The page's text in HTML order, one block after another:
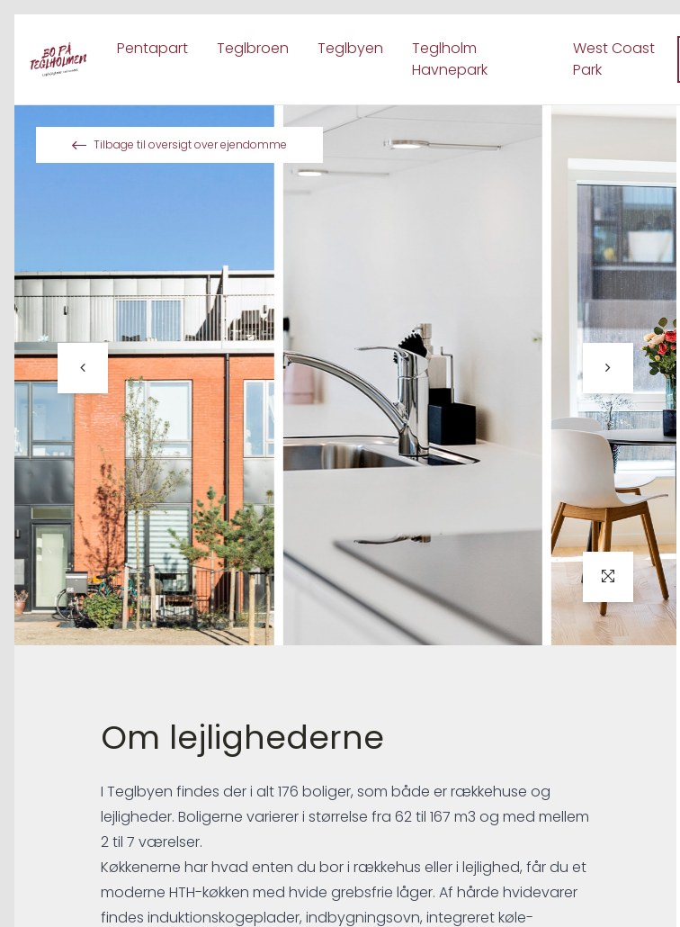
Pentapart Teglbroen Teglbyen
Teglholm
Havnepark
West Coast
Park
Tilbage til oversigt over ejendomme
Om lejlighederne
I Teglbyen findes der i alt 176 boliger, som både er rækkehuse og
lejligheder. Boligerne varierer i størrelse fra 62 til 167 m3 og med mellem
2 til 7 værelser.
Køkkenerne har hvad enten du bor i rækkehus eller i lejlighed, får du et
moderne HTH-køkken med hvide grebsfrie låger. Af hårde hvidevarer
findes induktionskogeplader, indbygningsovn, integreret køle-